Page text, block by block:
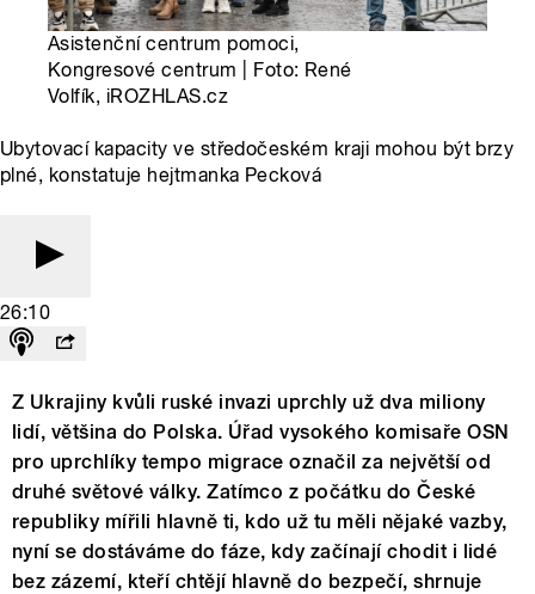
Asistenční centrum pomoci,
Kongresové centrum | Foto: René
Volfík, iROZHLAS.cz
Ubytovací kapacity ve středočeském kraji mohou být brzy
plné, konstatuje hejtmanka Pecková
26:10
Z Ukrajiny kvůli ruské invazi uprchly už dva miliony
lidí, většina do Polska. Úřad vysokého komisaře OSN
pro uprchlíky tempo migrace označil za největší od
druhé světové války. Zatímco z počátku do České
republiky mířili hlavně ti, kdo už tu měli nějaké vazby,
nyní se dostáváme do fáze, kdy začínají chodit i lidé
bez zázemí, kteří chtějí hlavně do bezpečí, shrnuje